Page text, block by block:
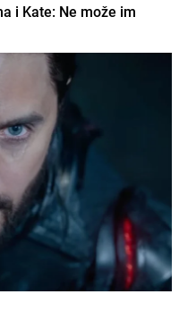
i Kate: Ne može im